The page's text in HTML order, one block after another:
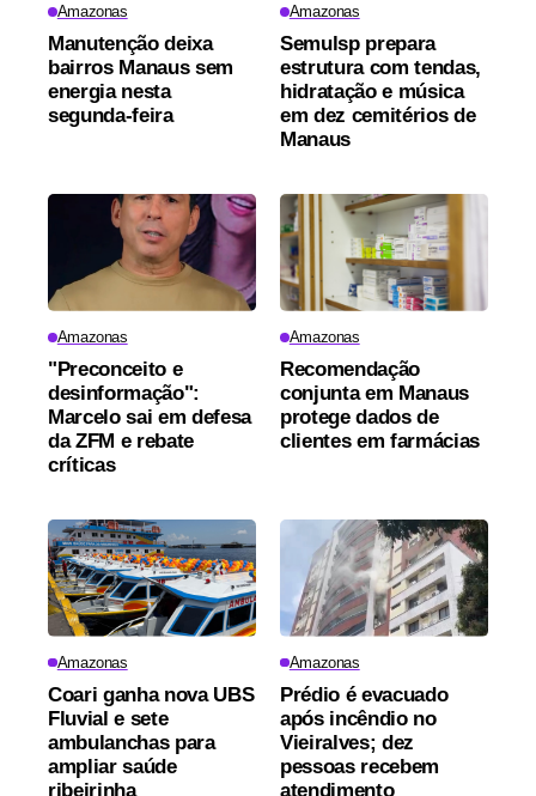
Amazonas
Manutenção deixa
bairros Manaus sem
energia nesta
segunda-feira
Amazonas
Semulsp prepara
estrutura com tendas,
hidratação e música
em dez cemitérios de
Manaus
Amazonas
"Preconceito e
desinformação":
Marcelo sai em defesa
da ZFM e rebate
críticas
Amazonas
Recomendação
conjunta em Manaus
protege dados de
clientes em farmácias
Amazonas
Coari ganha nova UBS
Fluvial e sete
ambulanchas para
ampliar saúde
ribeirinha
Amazonas
Prédio é evacuado
após incêndio no
Vieiralves; dez
pessoas recebem
atendimento